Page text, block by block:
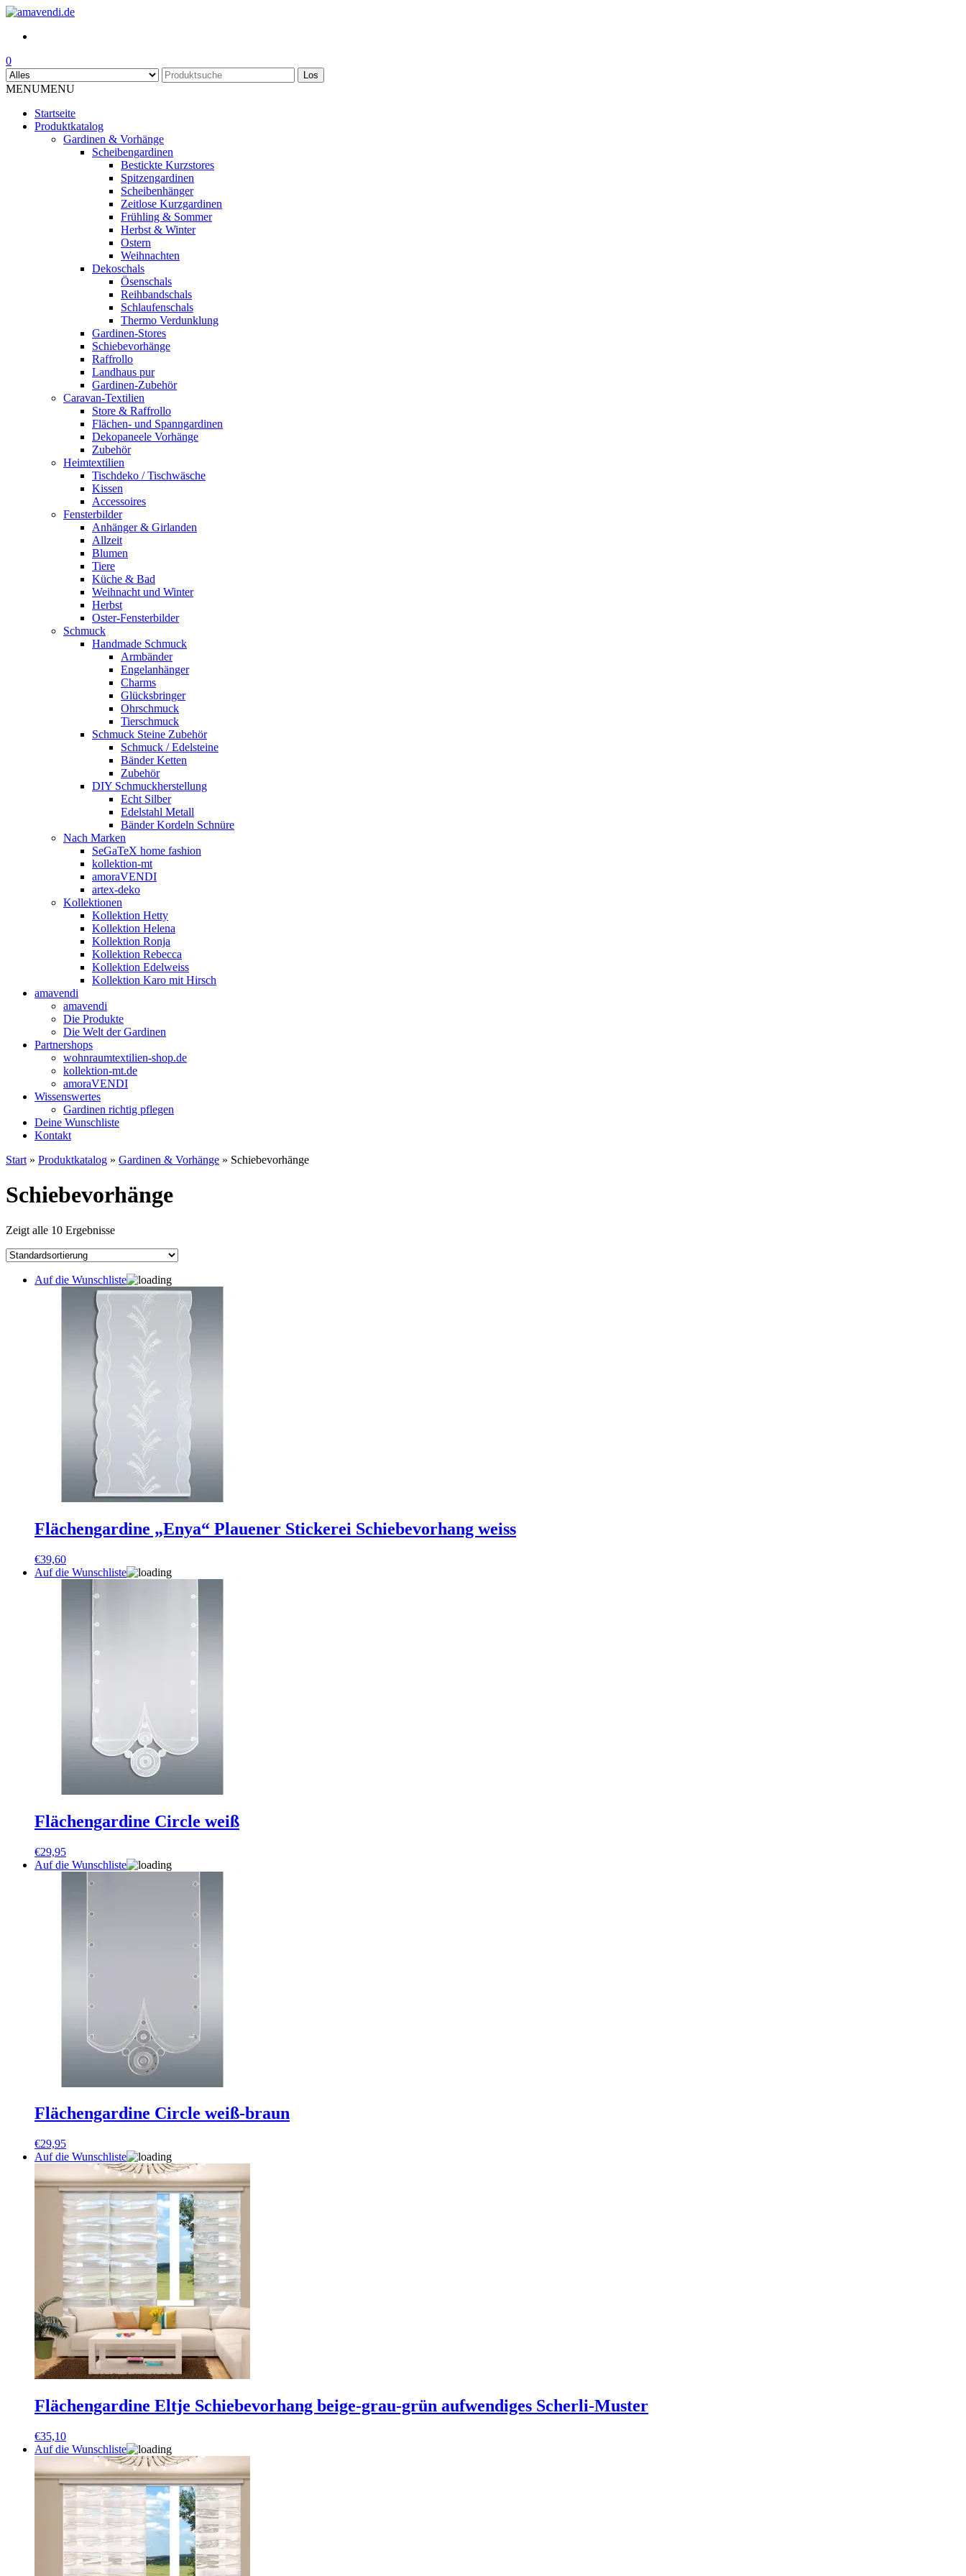
Skip
0
Los
MENUMENU
Startseite
Produktkatalog
Gardinen & Vorhänge
Scheibengardinen
Bestickte Kurzstores
Spitzengardinen
Scheibenhänger
Zeitlose Kurzgardinen
Frühling & Sommer
Herbst & Winter
Ostern
Weihnachten
Dekoschals
Ösenschals
Reihbandschals
Schlaufenschals
Thermo Verdunklung
Gardinen-Stores
Schiebevorhänge
Raffrollo
Landhaus pur
Gardinen-Zubehör
Caravan-Textilien
Store & Raffrollo
Flächen- und Spanngardinen
Dekopaneele Vorhänge
Zubehör
Heimtextilien
Tischdeko / Tischwäsche
Kissen
Accessoires
Fensterbilder
Anhänger & Girlanden
Allzeit
Blumen
Tiere
Küche & Bad
Weihnacht und Winter
Herbst
Oster-Fensterbilder
Schmuck
Handmade Schmuck
Armbänder
Engelanhänger
Charms
Glücksbringer
Ohrschmuck
Tierschmuck
Schmuck Steine Zubehör
Schmuck / Edelsteine
Bänder Ketten
Zubehör
DIY Schmuckherstellung
Echt Silber
Edelstahl Metall
Bänder Kordeln Schnüre
Nach Marken
SeGaTeX home fashion
kollektion-mt
amoraVENDI
artex-deko
Kollektionen
Kollektion Hetty
Kollektion Helena
Kollektion Ronja
Kollektion Rebecca
Kollektion Edelweiss
Kollektion Karo mit Hirsch
amavendi
amavendi
Die Produkte
Die Welt der Gardinen
Partnershops
wohnraumtextilien-shop.de
kollektion-mt.de
amoraVENDI
Wissenswertes
Gardinen richtig pflegen
Deine Wunschliste
Kontakt
Start » Produktkatalog » Gardinen & Vorhänge » Schiebevorhänge
Schiebevorhänge
Zeigt alle 10 Ergebnisse
Auf die Wunschliste
Flächengardine „Enya“ Plauener Stickerei Schiebevorhang weiss
€39,60
Auf die Wunschliste
Flächengardine Circle weiß
€29,95
Auf die Wunschliste
Flächengardine Circle weiß-braun
€29,95
Auf die Wunschliste
Flächengardine Eltje Schiebevorhang beige-grau-grün aufwendiges Scherli-Muster
€35,10
Auf die Wunschliste